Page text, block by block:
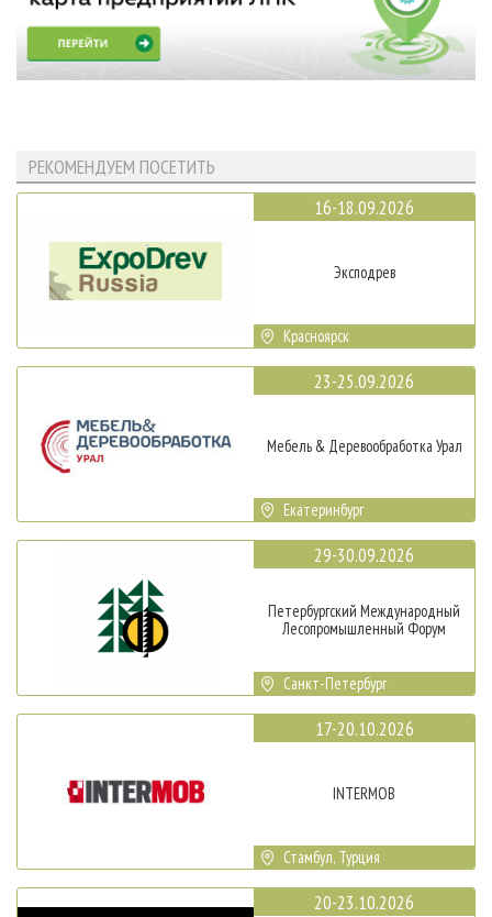
РЕКОМЕНДУЕМ ПОСЕТИТЬ
16-18.09.2026
Эксподрев
Красноярск
23-25.09.2026
Мебель & Деревообработка Урал
Екатеринбург
29-30.09.2026
Петербургский Международный
Лесопромышленный Форум
Санкт-Петербург
17-20.10.2026
INTERMOB
Стамбул, Турция
20-23.10.2026